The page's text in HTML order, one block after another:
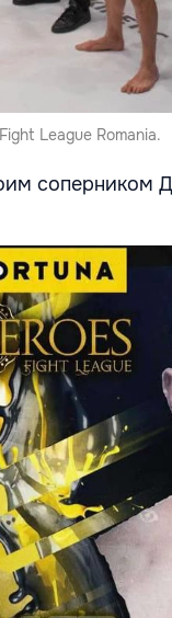
League Romania.
соперником